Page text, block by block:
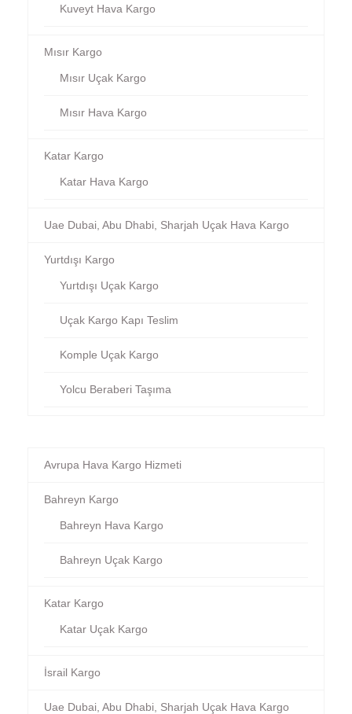
Kuveyt Hava Kargo
Mısır Kargo
Mısır Uçak Kargo
Mısır Hava Kargo
Katar Kargo
Katar Hava Kargo
Uae Dubai, Abu Dhabi, Sharjah Uçak Hava Kargo
Yurtdışı Kargo
Yurtdışı Uçak Kargo
Uçak Kargo Kapı Teslim
Komple Uçak Kargo
Yolcu Beraberi Taşıma
Avrupa Hava Kargo Hizmeti
Bahreyn Kargo
Bahreyn Hava Kargo
Bahreyn Uçak Kargo
Katar Kargo
Katar Uçak Kargo
İsrail Kargo
Uae Dubai, Abu Dhabi, Sharjah Uçak Hava Kargo